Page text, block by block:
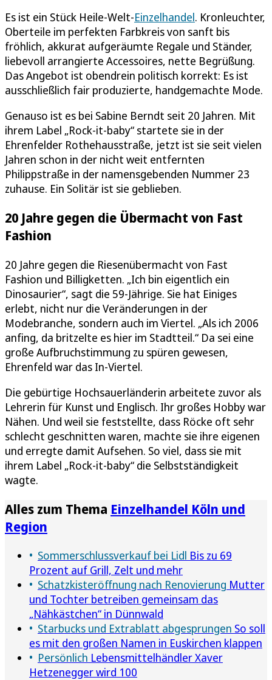
Es ist ein Stück Heile-Welt-Einzelhandel. Kronleuchter,
Oberteile im perfekten Farbkreis von sanft bis
fröhlich, akkurat aufgeräumte Regale und Ständer,
liebevoll arrangierte Accessoires, nette Begrüßung.
Das Angebot ist obendrein politisch korrekt: Es ist
ausschließlich fair produzierte, handgemachte Mode.
Genauso ist es bei Sabine Berndt seit 20 Jahren. Mit
ihrem Label „Rock-it-baby“ startete sie in der
Ehrenfelder Rothehausstraße, jetzt ist sie seit vielen
Jahren schon in der nicht weit entfernten
Philippstraße in der namensgebenden Nummer 23
zuhause. Ein Solitär ist sie geblieben.
20 Jahre gegen die Übermacht von Fast
Fashion
20 Jahre gegen die Riesenübermacht von Fast
Fashion und Billigketten. „Ich bin eigentlich ein
Dinosaurier“, sagt die 59-Jährige. Sie hat Einiges
erlebt, nicht nur die Veränderungen in der
Modebranche, sondern auch im Viertel. „Als ich 2006
anfing, da britzelte es hier im Stadtteil.“ Da sei eine
große Aufbruchstimmung zu spüren gewesen,
Ehrenfeld war das In-Viertel.
Die gebürtige Hochsauerländerin arbeitete zuvor als
Lehrerin für Kunst und Englisch. Ihr großes Hobby war
Nähen. Und weil sie feststellte, dass Röcke oft sehr
schlecht geschnitten waren, machte sie ihre eigenen
und erregte damit Aufsehen. So viel, dass sie mit
ihrem Label „Rock-it-baby“ die Selbstständigkeit
wagte.
Alles zum Thema Einzelhandel Köln und
Region
Sommerschlussverkauf bei Lidl Bis zu 69
Prozent auf Grill, Zelt und mehr
Schatzkisteröffnung nach Renovierung Mutter
und Tochter betreiben gemeinsam das
„Nähkästchen“ in Dünnwald
Starbucks und Extrablatt abgesprungen So soll
es mit den großen Namen in Euskirchen klappen
Persönlich Lebensmittelhändler Xaver
Hetzenegger wird 100